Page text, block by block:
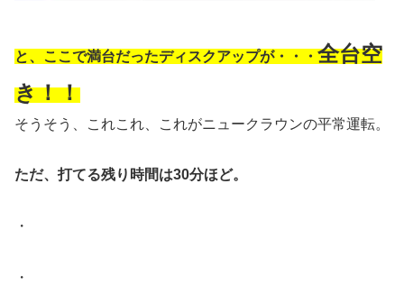
と、ここで満台だったディスクアップが・・・ 全台空
き！！
そうそう、これこれ、これがニュークラウンの平常運転。
ただ、打てる残り時間は30分ほど。
・
・